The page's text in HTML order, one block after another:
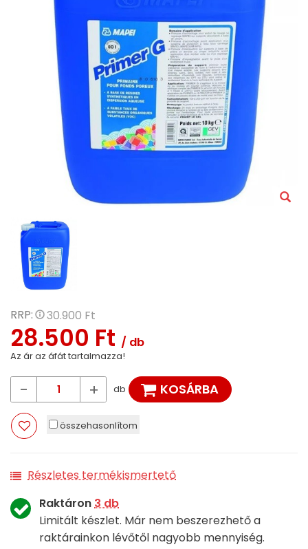
RRP: 30.900 Ft
28.500 Ft / db
Az ár az áfát tartalmazza!
- + db KOSÁRBA
összehasonlítom
Részletes termékismertető
Raktáron3 db
Limitált készlet. Már nem beszerezhető a
raktárainkon lévőtől nagyobb mennyiség.